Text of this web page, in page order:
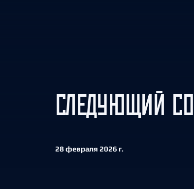
СЛЕДУЮЩИЙ
28 февраля 2026 г.